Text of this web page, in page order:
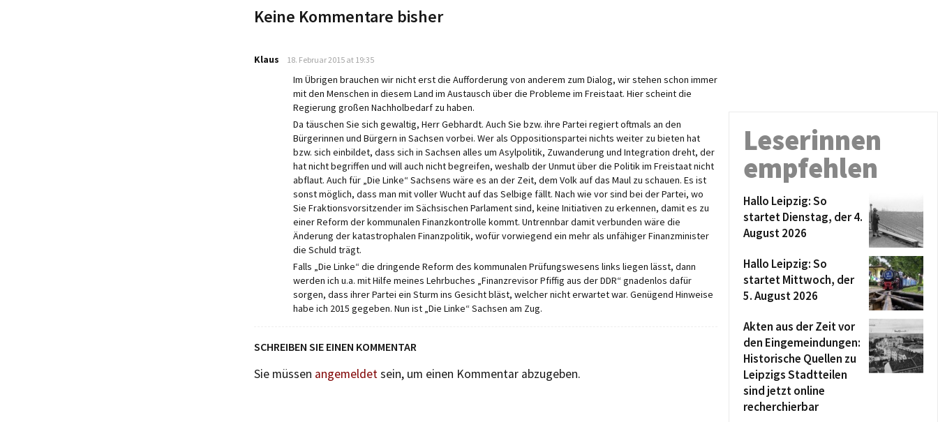
Keine Kommentare bisher
Klaus says:
18. Februar 2015 at 19:35
Im Übrigen brauchen wir nicht erst die Aufforderung von anderem zum Dialog, wir stehen schon immer
mit den Menschen in diesem Land im Austausch über die Probleme im Freistaat. Hier scheint die
Regierung großen Nachholbedarf zu haben.
Da täuschen Sie sich gewaltig, Herr Gebhardt. Auch Sie bzw. ihre Partei regiert oftmals an den
Bürgerinnen und Bürgern in Sachsen vorbei. Wer als Oppositionspartei nichts weiter zu bieten hat
bzw. sich einbildet, dass sich in Sachsen alles um Asylpolitik, Zuwanderung und Integration dreht, der
hat nicht begriffen und will auch nicht begreifen, weshalb der Unmut über die Politik im Freistaat nicht
abflaut. Auch für „Die Linke“ Sachsens wäre es an der Zeit, dem Volk auf das Maul zu schauen. Es ist
sonst möglich, dass man mit voller Wucht auf das Selbige fällt. Nach wie vor sind bei der Partei, wo
Sie Fraktionsvorsitzender im Sächsischen Parlament sind, keine Initiativen zu erkennen, damit es zu
einer Reform der kommunalen Finanzkontrolle kommt. Untrennbar damit verbunden wäre die
Änderung der katastrophalen Finanzpolitik, wofür vorwiegend ein mehr als unfähiger Finanzminister
die Schuld trägt.
Falls „Die Linke“ die dringende Reform des kommunalen Prüfungswesens links liegen lässt, dann
werden ich u.a. mit Hilfe meines Lehrbuches „Finanzrevisor Pfiffig aus der DDR“ gnadenlos dafür
sorgen, dass ihrer Partei ein Sturm ins Gesicht bläst, welcher nicht erwartet war. Genügend Hinweise
habe ich 2015 gegeben. Nun ist „Die Linke“ Sachsen am Zug.
SCHREIBEN SIE EINEN KOMMENTAR
Sie müssen angemeldetsein, um einen Kommentar abzugeben.
Leserinnen
empfehlen
Hallo Leipzig: So
startet Dienstag, der 4.
August 2026
Hallo Leipzig: So
startet Mittwoch, der
5. August 2026
Akten aus der Zeit vor
den Eingemeindungen:
Historische Quellen zu
Leipzigs Stadtteilen
sind jetzt online
recherchierbar